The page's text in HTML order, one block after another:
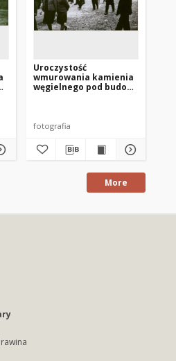
Uroczystość
wmurowania kamienia
węgielnego pod budowę
fotografia
More